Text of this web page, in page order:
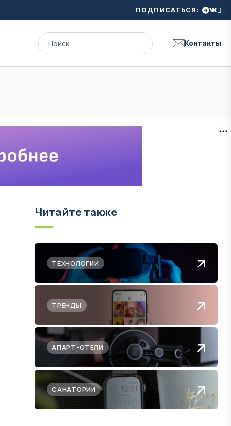
ПОДПИСАТЬСЯ:
Контакты
Читайте также
ТЕХНОЛОГИИ
ТРЕНДЫ
АПАРТ-ОТЕЛИ
САНАТОРИИ